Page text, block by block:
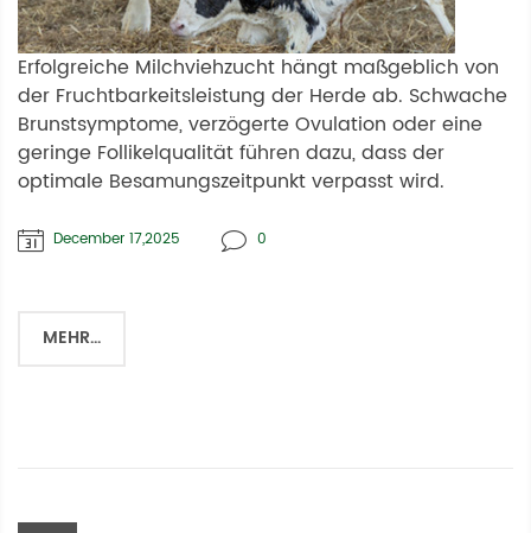
Erfolgreiche Milchviehzucht hängt maßgeblich von
der Fruchtbarkeitsleistung der Herde ab. Schwache
Brunstsymptome, verzögerte Ovulation oder eine
geringe Follikelqualität führen dazu, dass der
optimale Besamungszeitpunkt verpasst wird.
MEHR...
0
December 17,2025